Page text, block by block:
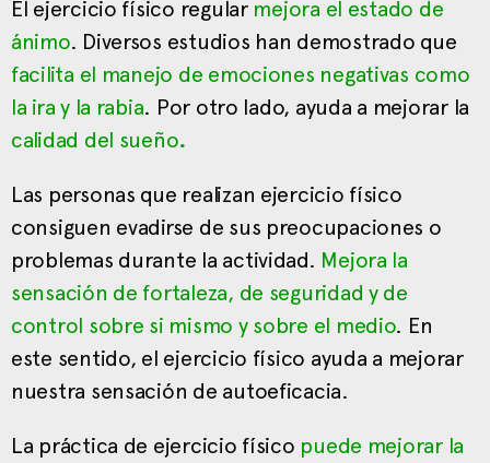
El ejercicio físico regularmejora el estado de
ánimo. Diversos estudios han demostrado que
facilita el manejo de emociones negativas como
la ira y la rabia. Por otro lado, ayuda a mejorar la
calidad del sueño.
Las personas que realizan ejercicio físico
consiguen evadirse de sus preocupaciones o
problemas durante la actividad. Mejora la
sensación de fortaleza, de seguridad y de
control sobre si mismo y sobre el medio. En
este sentido, el ejercicio físico ayuda a mejorar
nuestra sensación de autoeficacia.
La práctica de ejercicio físico puede mejorar la